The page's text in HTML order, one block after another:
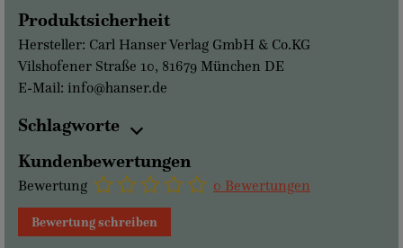
Produktsicherheit
Hersteller: Carl Hanser Verlag GmbH & Co.KG
Vilshofener Straße 10, 81679 München DE
E-Mail: info@hanser.de
Schlagworte
Kundenbewertungen
Bewertung 0 Bewertungen
Bewertung schreiben